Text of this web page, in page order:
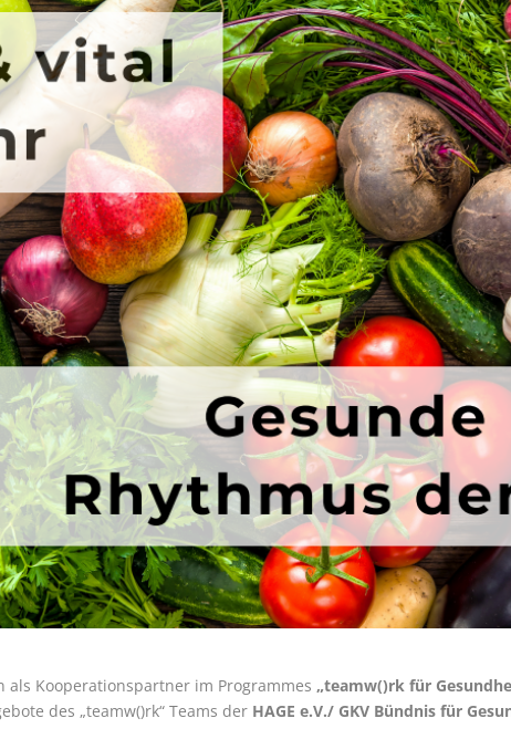
als Kooperationspartner im Programmes„teamw()rk für
des „teamw()rk“ Teams der HAGE e.V./ GKV Bündnis für